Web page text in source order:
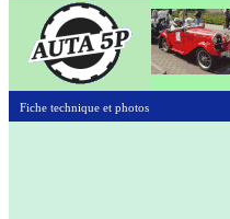
Fiche technique et photos